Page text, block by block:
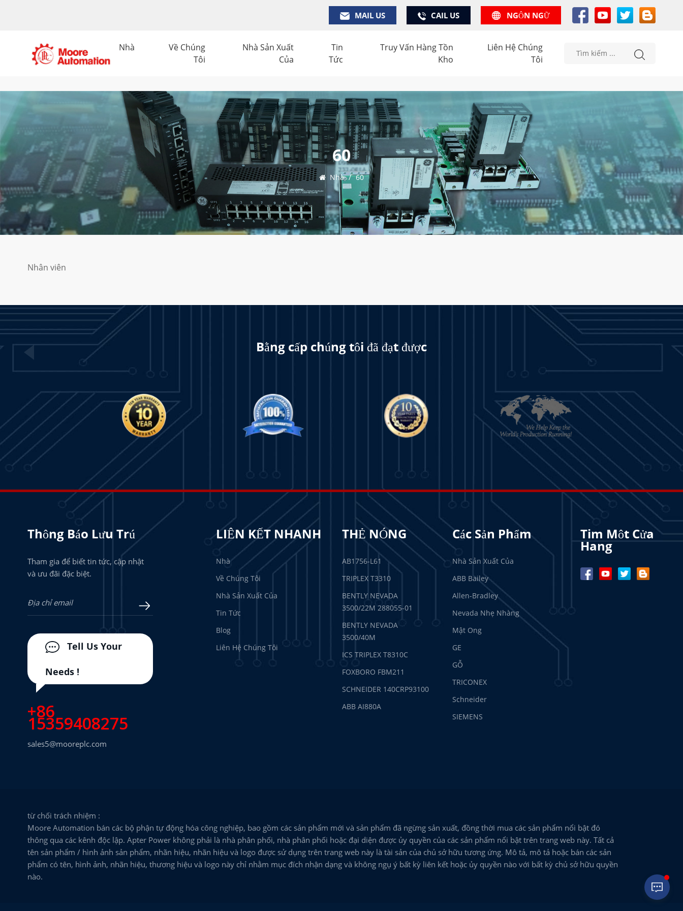
MAIL US CAIL US NGÔN NGỮ
Nhà
Về Chúng
Tôi
Nhà Sản Xuất
Của
Tin
Tức
Truy Vấn Hàng Tồn
Kho
Liên Hệ Chúng
Tôi
60
Nhà / 60
Nhân viên
Bằng cấp chúng tôi đã đạt được
Thông Báo Lưu Trú
Tham gia để biết tin tức, cập nhật
và ưu đãi đặc biệt.
Tell Us Your
Needs !
+86
15359408275
sales5@mooreplc.com
LIÊN KẾT NHANH
Nhà
Về Chúng Tôi
Nhà Sản Xuất Của
Tin Tức
Blog
Liên Hệ Chúng Tôi
THẺ NÓNG
AB1756-L61
TRIPLEX T3310
BENTLY NEVADA
3500/22M 288055-01
BENTLY NEVADA
3500/40M
ICS TRIPLEX T8310C
FOXBORO FBM211
SCHNEIDER 140CRP93100
ABB AI880A
Các Sản Phẩm
Nhà Sản Xuất Của
ABB Bailey
Allen-Bradley
Nevada Nhẹ Nhàng
Mật Ong
GE
GỖ
TRICONEX
Schneider
SIEMENS
Tim Môt Cửa
Hang
từ chối trách nhiệm :
Moore Automation bán các bộ phận tự động hóa công nghiệp, bao gồm các sản phẩm mới và sản phẩm đã ngừng sản xuất, đồng thời mua các sản phẩm nổi bật đó
thông qua các kênh độc lập. Apter Power không phải là nhà phân phối, nhà phân phối hoặc đại diện được ủy quyền của các sản phẩm nổi bật trên trang web này. Tất cả
tên sản phẩm / hình ảnh sản phẩm, nhãn hiệu, nhãn hiệu và logo được sử dụng trên trang web này là tài sản của chủ sở hữu tương ứng. Mô tả, mô tả hoặc bán các sản
phẩm có tên, hình ảnh, nhãn hiệu, thương hiệu và logo này chỉ nhằm mục đích nhận dạng và không ngụ ý bất kỳ liên kết hoặc ủy quyền nào với bất kỳ chủ sở hữu quyền
nào.